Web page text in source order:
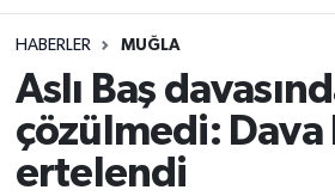
HABERLER MUĞLA
Aslı Baş
çözülmedi: Dava
ertelendi
Asayiş
Rize Jandarma Komutanlığı
Bilim Teknoloji
Merkez Trafik Yoğunluk
Süper Lig Puan Durumu ve
Tüm Manşetler